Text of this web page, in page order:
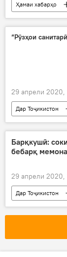
Ҳамаи хабарҳо
Бонки Миллӣ
“Рӯзҳои
29 апрели 2020,
Дар Тоҷикистон
Рӯйдод, ҷиноят
бозорҳо баста
Истаравшан
Барқкушӣ:
бебарқ
29 апрели 2020,
Дар Тоҷикистон
Энергетика